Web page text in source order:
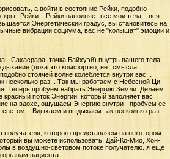
а войти в состояние Рейки, подобно
Рейки... Рейки наполняет все мои тела... вся
Энергетический градус, вы становитесь на
вибрации социума, вас не "колышат" эмоции и
- Сахасрара, точка Байхуэй) внутрь вашего тела,
(пока это комфортно, нет смысла
стоячей волне колеблется внутри вас...
несколько раз... Так мы работаем с Небесной Ци -
Теперь пробуем набрать Энергию Земли. Делаем
поток Энергии, который заполняет вас
на вдохе, ощущаем Энергию внутри - пробуем ее
Вдыхаем и выдыхаем так несколько раз...
которого представляем на некотором
вы можете использовать: Дай-Ко-Мио, Хон-
в воздушно-световом потоке получателю. я еще
пациента...